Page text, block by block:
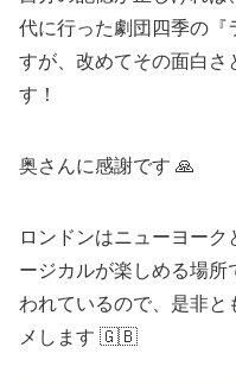
代に行った劇団四季の『
すが、改めてその面白さ
す！
奥さんに感謝です 🙏
ロンドンはニューヨーク
ージカルが楽しめる場所
われているので、是非と
メします 🇬🇧